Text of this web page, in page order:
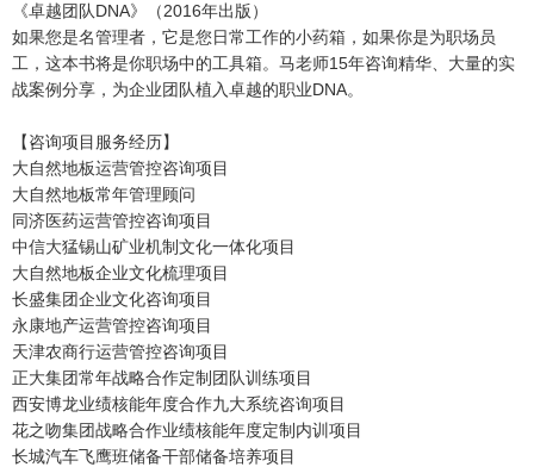
《卓越团队DNA》（2016年出版）
如果您是名管理者，它是您日常工作的小药箱，如果你是为职场员
工，这本书将是你职场中的工具箱。马老师15年咨询精华、大量的实
战案例分享，为企业团队植入卓越的职业DNA。
【咨询项目服务经历】
大自然地板运营管控咨询项目
大自然地板常年管理顾问
同济医药运营管控咨询项目
中信大猛锡山矿业机制文化一体化项目
大自然地板企业文化梳理项目
长盛集团企业文化咨询项目
永康地产运营管控咨询项目
天津农商行运营管控咨询项目
正大集团常年战略合作定制团队训练项目
西安博龙业绩核能年度合作九大系统咨询项目
花之吻集团战略合作业绩核能年度定制内训项目
长城汽车飞鹰班储备干部储备培养项目